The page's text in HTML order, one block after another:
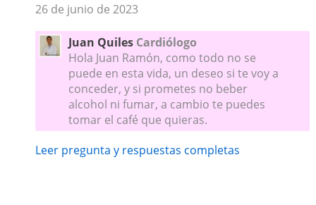
26 de junio de 2023
Juan Quiles Cardiólogo
Hola Juan Ramón, como todo no se
puede en esta vida, un deseo si te voy a
conceder, y si prometes no beber
alcohol ni fumar, a cambio te puedes
tomar el café que quieras.
Leer pregunta y respuestas completas